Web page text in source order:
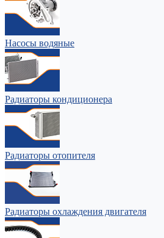
Насосы водяные
Радиаторы кондиционера
Радиаторы отопителя
Радиаторы охлаждения двигателя